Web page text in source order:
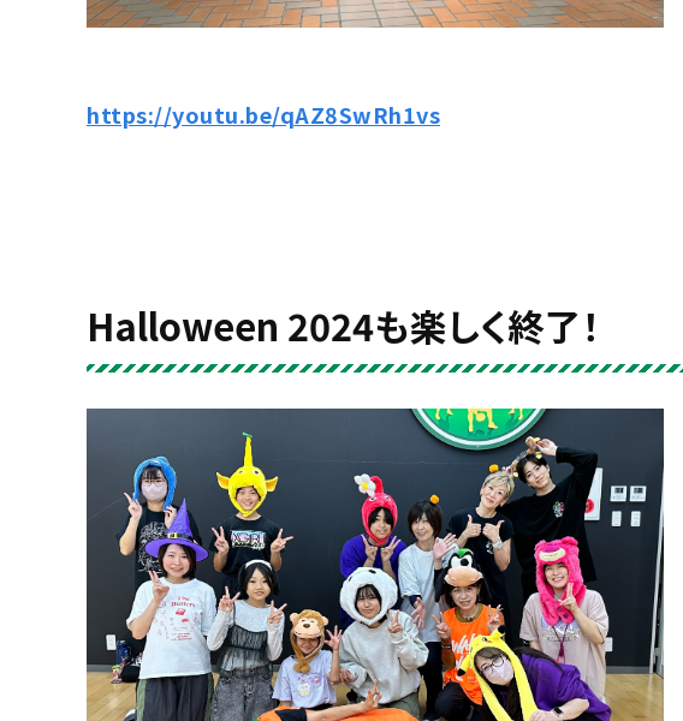
https://youtu.be/qAZ8SwRh1vs
Halloween 2024も楽しく終了！